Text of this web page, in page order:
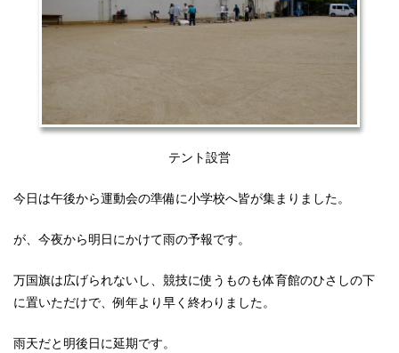
テント設営
今日は午後から運動会の準備に小学校へ皆が集まりました。
が、今夜から明日にかけて雨の予報です。
万国旗は広げられないし、競技に使うものも体育館のひさしの下
に置いただけで、例年より早く終わりました。
雨天だと明後日に延期です。